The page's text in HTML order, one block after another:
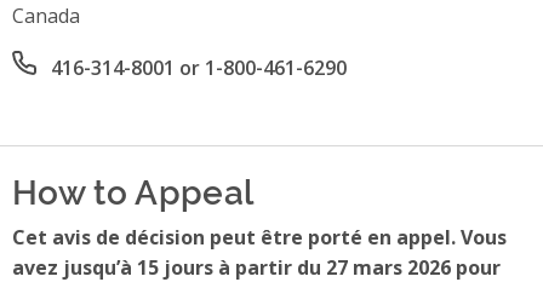
Canada
Office phone number
416-314-8001 or 1-800-461-6290
How to Appeal
Cet avis de décision peut être porté en appel. Vous
avez jusqu’à 15 jours à partir du 27 mars 2026 pour